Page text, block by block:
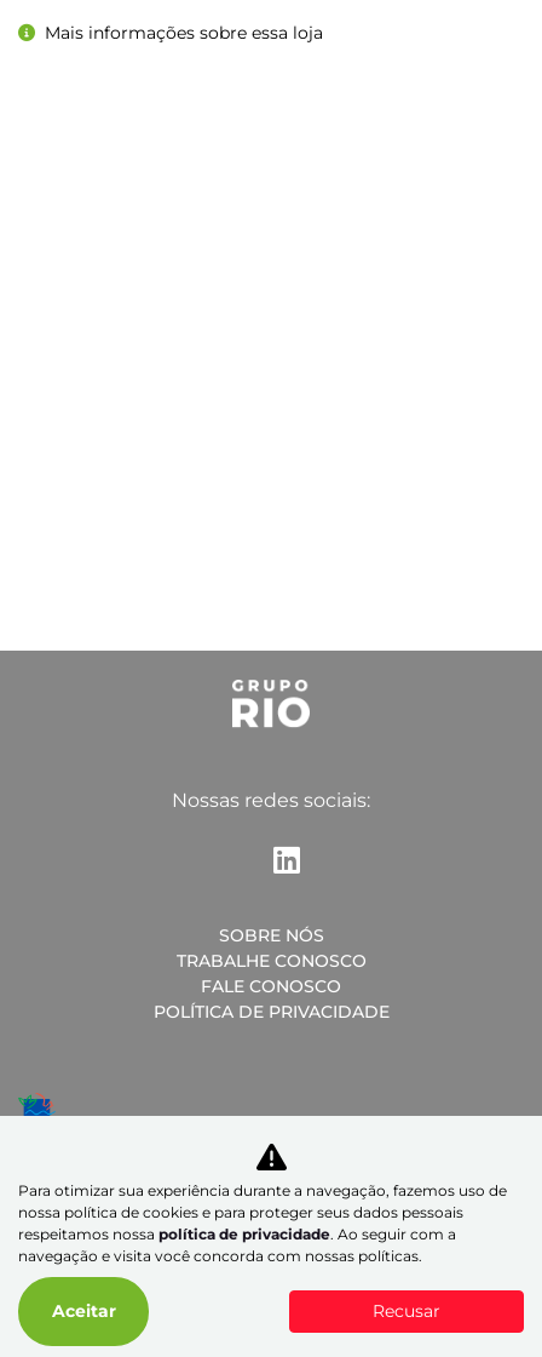
Mais informações sobre essa loja
Nossas redes sociais:
SOBRE NÓS
TRABALHE CONOSCO
FALE CONOSCO
POLÍTICA DE PRIVACIDADE
Desacelere. Seu bem maior é a vida.
FRIVEL FRIBURGO VEICULOS S/A
CNPJ: 30.537.799/0004-63
Desenvolvido pela DEALERSPACE ® Direitos Reservados.
Para otimizar sua experiência durante a navegação, fazemos uso de
nossa política de cookies e para proteger seus dados pessoais
respeitamos nossa política de privacidade. Ao seguir com a
navegação e visita você concorda com nossas políticas.
Aceitar Recusar